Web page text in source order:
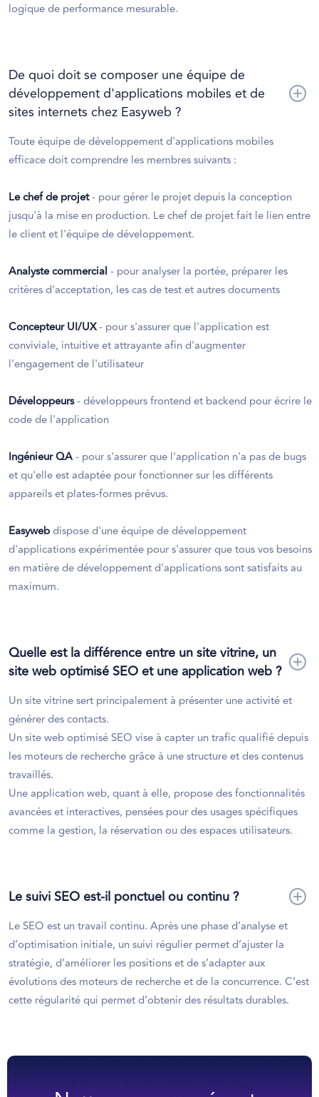
logique de performance mesurable.
De quoi doit se composer une équipe de
développement d'applications mobiles et de
sites internets chez Easyweb ?
Toute équipe de développement d'applications mobiles
efficace doit comprendre les membres suivants :
Le chef de projet- pour gérer le projet depuis la conception
jusqu'à la mise en production. Le chef de projet fait le lien entre
le client et l'équipe de développement.
Analyste commercial - pour analyser la portée, préparer les
critères d'acceptation, les cas de test et autres documents
Concepteur UI/UX- pour s'assurer que l'application est
conviviale, intuitive et attrayante afin d'augmenter
l'engagement de l'utilisateur
Développeurs- développeurs frontend et backend pour écrire le
code de l'application
Ingénieur QA- pour s'assurer que l'application n'a pas de bugs
et qu'elle est adaptée pour fonctionner sur les différents
appareils et plates-formes prévus.
Easywebdispose d'une équipe de développement
d'applications expérimentée pour s'assurer que tous vos besoins
en matière de développement d'applications sont satisfaits au
maximum.
Quelle est la différence entre un site vitrine, un
site web optimisé SEO et une application web ?
Un site vitrine sert principalement à présenter une activité et
générer des contacts.
Un site web optimisé SEO vise à capter un trafic qualifié depuis
les moteurs de recherche grâce à une structure et des contenus
travaillés.
Une application web, quant à elle, propose des fonctionnalités
avancées et interactives, pensées pour des usages spécifiques
comme la gestion, la réservation ou des espaces utilisateurs.
Le suivi SEO est-il ponctuel ou continu ?
Le SEO est un travail continu. Après une phase d’analyse et
d’optimisation initiale, un suivi régulier permet d’ajuster la
stratégie, d’améliorer les positions et de s’adapter aux
évolutions des moteurs de recherche et de la concurrence. C’est
cette régularité qui permet d’obtenir des résultats durables.